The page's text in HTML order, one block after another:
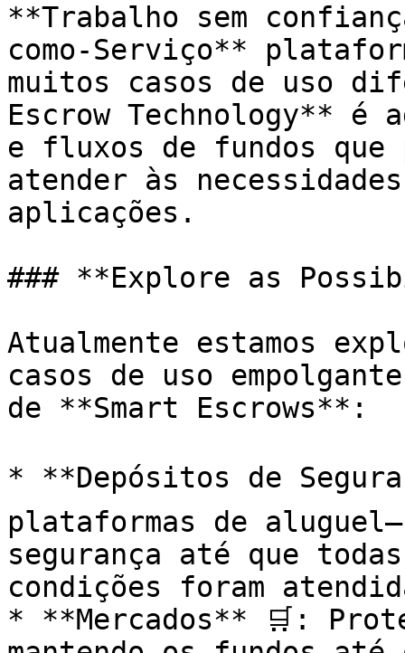
**Trabalho sem
como-Serviço**
muitos casos de uso
Escrow Technology** é
e fluxos de fundos que
atender às
aplicações.
### **Explore as
Atualmente estamos
casos de uso
de **Smart Escrows**:
* **Depósitos de
plataformas de
segurança até que
condições foram
* **Mercados** 🛒: